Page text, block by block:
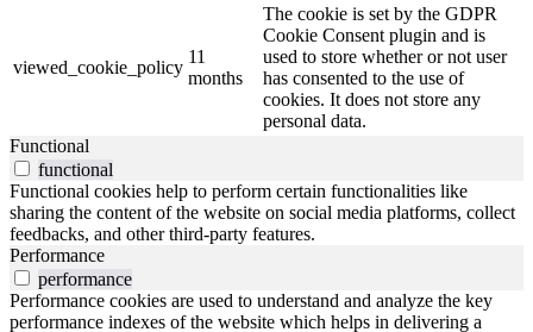
viewed_cookie_policy
11
months
The cookie is set by the GDPR
Cookie Consent plugin and is
used to store whether or not user
has consented to the use of
cookies. It does not store any
personal data.
Functional
functional
Functional cookies help to perform certain functionalities like
sharing the content of the website on social media platforms, collect
feedbacks, and other third-party features.
Performance
performance
Performance cookies are used to understand and analyze the key
performance indexes of the website which helps in delivering a